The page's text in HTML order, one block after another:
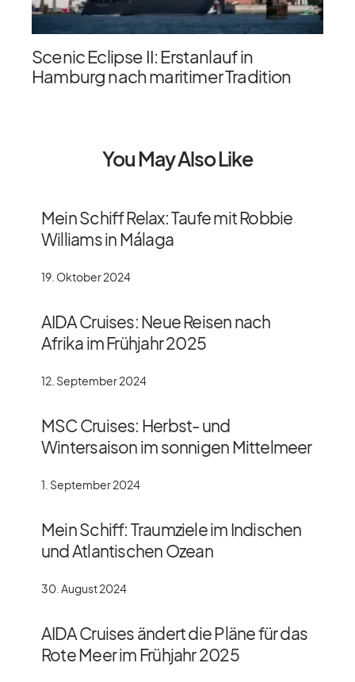
Scenic Eclipse II: Erstanlauf in
Hamburg nach maritimer Tradition
You May Also Like
Mein Schiff Relax: Taufe mit Robbie
Williams in Málaga
19. Oktober 2024
AIDA Cruises: Neue Reisen nach
Afrika im Frühjahr 2025
12. September 2024
MSC Cruises: Herbst- und
Wintersaison im sonnigen Mittelmeer
1. September 2024
Mein Schiff: Traumziele im Indischen
und Atlantischen Ozean
30. August 2024
AIDA Cruises ändert die Pläne für das
Rote Meer im Frühjahr 2025